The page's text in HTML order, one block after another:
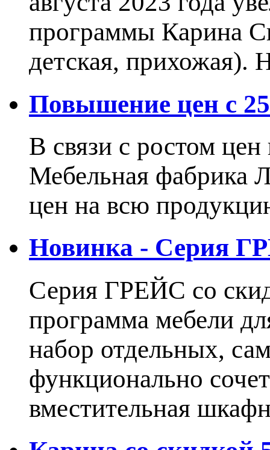
программы Карина
детская, прихожая).
Повышение цен с
В связи с ростом
Мебельная
цен на всю
Новинка - Серия
Серия ГРЕЙС со
программа мебели
набор отдельных,
функционально
вместительная